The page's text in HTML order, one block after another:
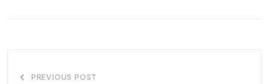
PREVIOUS POST